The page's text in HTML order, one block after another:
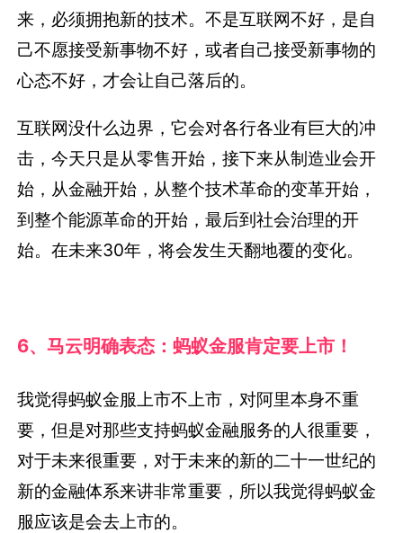
来，必须拥抱新的技术。不是互联网不好，是自
己不愿接受新事物不好，或者自己接受新事物的
心态不好，才会让自己落后的。
互联网没什么边界，它会对各行各业有巨大的冲
击，今天只是从零售开始，接下来从制造业会开
始，从金融开始，从整个技术革命的变革开始，
到整个能源革命的开始，最后到社会治理的开
始。在未来30年，将会发生天翻地覆的变化。
6、马云明确表态：蚂蚁金服肯定要上市！
我觉得蚂蚁金服上市不上市，对阿里本身不重
要，但是对那些支持蚂蚁金融服务的人很重要，
对于未来很重要，对于未来的新的二十一世纪的
新的金融体系来讲非常重要，所以我觉得蚂蚁金
服应该是会去上市的。